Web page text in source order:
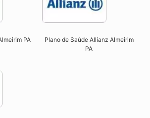
PA​
Plano de Saúde Allianz Almeirim
PA​